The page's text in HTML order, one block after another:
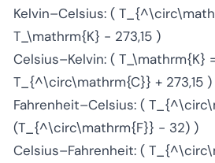
Kelvin–Celsius: (
T_\mathrm{K} - 273,15 )
Celsius–Kelvin: ( T_\mathrm{K} =
T_{^\circ\mathrm{C}} + 273,15 )
Fahrenheit–Celsius: (
(T_{^\circ\mathrm{F}} - 32) )
Celsius–Fahrenheit: (